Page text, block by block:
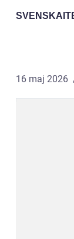
16 maj 2026